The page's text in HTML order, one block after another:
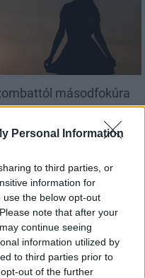
Personal Information
to third parties, or
information for
the below opt-out
note that after your
continue seeing
information utilized by
to third parties prior to
out of the further
másodfokúra